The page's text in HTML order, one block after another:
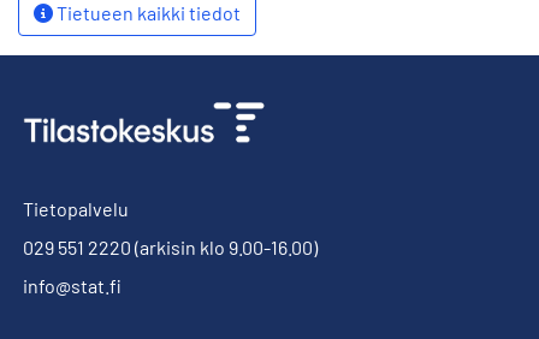
Tietueen kaikki tiedot
Tietopalvelu
029 551 2220 (arkisin klo 9.00-16.00)
info@stat.fi